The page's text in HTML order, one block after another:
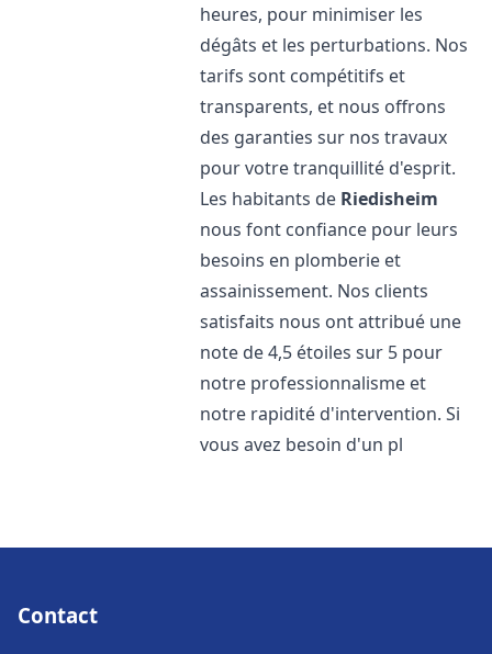
heures, pour minimiser les
dégâts et les perturbations. Nos
tarifs sont compétitifs et
transparents, et nous offrons
des garanties sur nos travaux
pour votre tranquillité d'esprit.
Les habitants de Riedisheim
nous font confiance pour leurs
besoins en plomberie et
assainissement. Nos clients
satisfaits nous ont attribué une
note de 4,5 étoiles sur 5 pour
notre professionnalisme et
notre rapidité d'intervention. Si
vous avez besoin d'un pl
Contact